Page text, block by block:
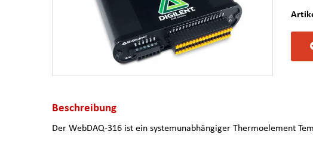
Beschreibung
Der WebDAQ-316 ist ein systemunabhängiger Thermoelement